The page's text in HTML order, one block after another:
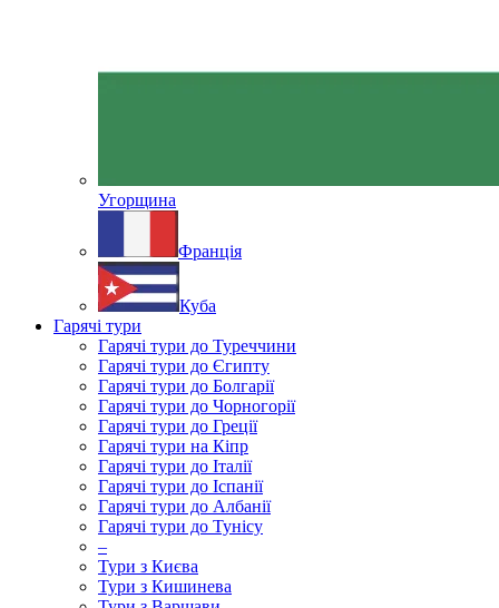
Угорщина
Франція
Куба
Гарячі тури
Гарячі тури до Туреччини
Гарячі тури до Єгипту
Гарячі тури до Болгарії
Гарячі тури до Чорногорії
Гарячі тури до Греції
Гарячі тури на Кіпр
Гарячі тури до Італії
Гарячі тури до Іспанії
Гарячі тури до Албанії
Гарячі тури до Тунісу
–
Тури з Києва
Тури з Кишинева